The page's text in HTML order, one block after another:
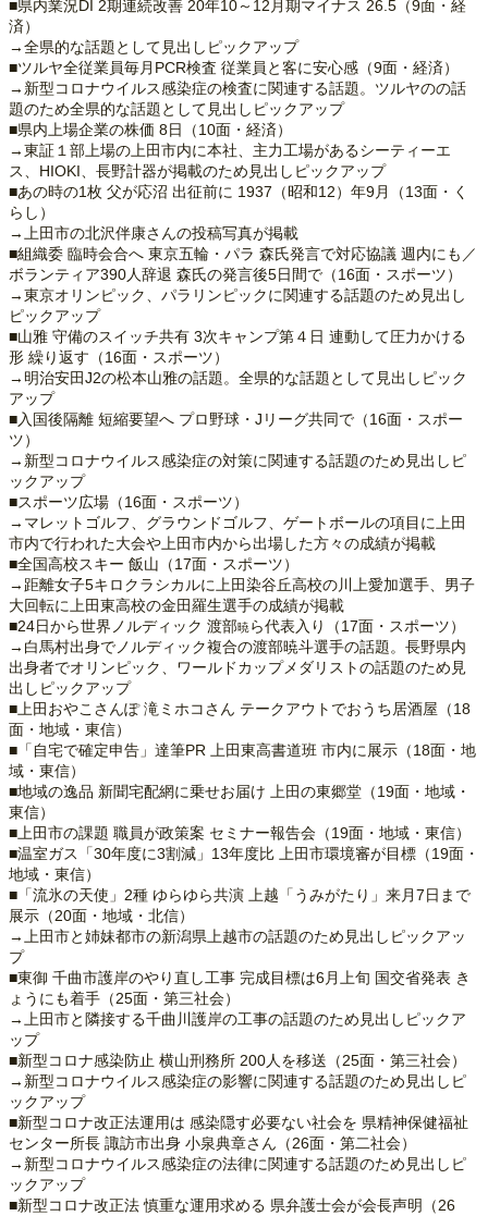
■県内業況DI 2期連続改善 20年10～12月期マイナス 26.5（9面・経
済）
→全県的な話題として見出しピックアップ
■ツルヤ全従業員毎月PCR検査 従業員と客に安心感（9面・経済）
→新型コロナウイルス感染症の検査に関連する話題。ツルヤのの話
題のため全県的な話題として見出しピックアップ
■県内上場企業の株価 8日（10面・経済）
→東証１部上場の上田市内に本社、主力工場があるシーティーエ
ス、HIOKI、長野計器が掲載のため見出しピックアップ
■あの時の1枚 父が応沼 出征前に 1937（昭和12）年9月（13面・く
らし）
→上田市の北沢伴康さんの投稿写真が掲載
■組織委 臨時会合へ 東京五輪・パラ 森氏発言で対応協議 週内にも／
ボランティア390人辞退 森氏の発言後5日間で（16面・スポーツ）
→東京オリンピック、パラリンピックに関連する話題のため見出し
ピックアップ
■山雅 守備のスイッチ共有 3次キャンプ第４日 連動して圧力かける
形 繰り返す（16面・スポーツ）
→明治安田J2の松本山雅の話題。全県的な話題として見出しピック
アップ
■入国後隔離 短縮要望へ プロ野球・Jリーグ共同で（16面・スポー
ツ）
→新型コロナウイルス感染症の対策に関連する話題のため見出しピ
ックアップ
■スポーツ広場（16面・スポーツ）
→マレットゴルフ、グラウンドゴルフ、ゲートボールの項目に上田
市内で行われた大会や上田市内から出場した方々の成績が掲載
■全国高校スキー 飯山（17面・スポーツ）
→距離女子5キロクラシカルに上田染谷丘高校の川上愛加選手、男子
大回転に上田東高校の金田羅生選手の成績が掲載
■24日から世界ノルディック 渡部暁 ら代表入り（17面・スポーツ）
→白馬村出身でノルディック複合の渡部暁斗選手の話題。長野県内
出身者でオリンピック、ワールドカップメダリストの話題のため見
出しピックアップ
■上田おやこさんぽ 滝ミホコさん テークアウトでおうち居酒屋（18
面・地域・東信）
■「自宅で確定申告」達筆PR 上田東高書道班 市内に展示（18面・地
域・東信）
■地域の逸品 新聞宅配網に乗せお届け 上田の東郷堂（19面・地域・
東信）
■上田市の課題 職員が政策案 セミナー報告会（19面・地域・東信）
■温室ガス「30年度に3割減」13年度比 上田市環境審が目標（19面・
地域・東信）
■「流氷の天使」2種 ゆらゆら共演 上越「うみがたり」来月7日まで
展示（20面・地域・北信）
→上田市と姉妹都市の新潟県上越市の話題のため見出しピックアッ
プ
■東御 千曲市護岸のやり直し工事 完成目標は6月上旬 国交省発表 き
ょうにも着手（25面・第三社会）
→上田市と隣接する千曲川護岸の工事の話題のため見出しピックア
ップ
■新型コロナ感染防止 横山刑務所 200人を移送（25面・第三社会）
→新型コロナウイルス感染症の影響に関連する話題のため見出しピ
ックアップ
■新型コロナ改正法運用は 感染隠す必要ない社会を 県精神保健福祉
センター所長 諏訪市出身 小泉典章さん（26面・第二社会）
→新型コロナウイルス感染症の法律に関連する話題のため見出しピ
ックアップ
■新型コロナ改正法 慎重な運用求める 県弁護士会が会長声明（26